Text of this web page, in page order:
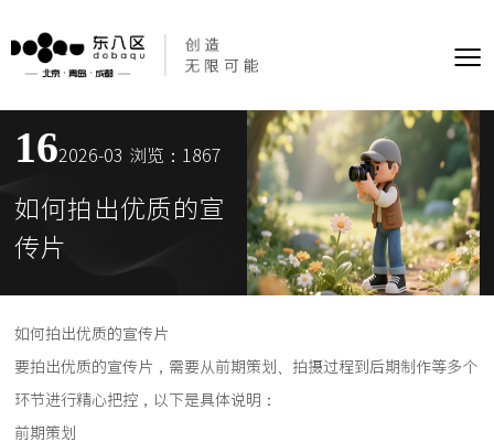
162026-03 浏览：1867
如何拍出优质的宣
传片
如何拍出优质的宣传片
要拍出优质的宣传片，需要从前期策划、拍摄过程到后期制作等多个
环节进行精心把控，以下是具体说明：
前期策划
≡